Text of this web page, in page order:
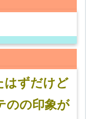
はずだけど
のの印象が